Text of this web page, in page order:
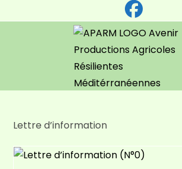
to
Lettre d’information